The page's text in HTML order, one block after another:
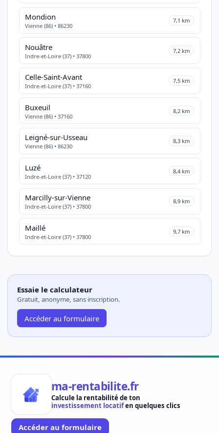
Mondion
Vienne (86) • 86230
7,1 km
Nouâtre
Indre-et-Loire (37) • 37800
7,2 km
Celle-Saint-Avant
Indre-et-Loire (37) • 37160
7,5 km
Buxeuil
Vienne (86) • 37160
8,2 km
Leigné-sur-Usseau
Vienne (86) • 86230
8,3 km
Luzé
Indre-et-Loire (37) • 37120
8,4 km
Marcilly-sur-Vienne
Indre-et-Loire (37) • 37800
8,9 km
Maillé
Indre-et-Loire (37) • 37800
9,7 km
Essaie le calculateur
Gratuit, anonyme, sans inscription.
Accéder au formulaire
ma-rentabilite.fr
Calcule la rentabilité de ton
investissement locatifen quelques clics
Accéder au formulaire